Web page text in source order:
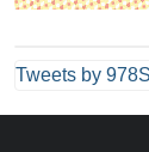
Tweets by